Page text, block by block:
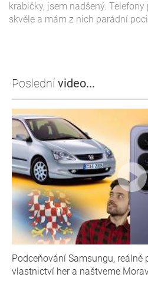
krabičky, jsem nadšený.
skvěle a mám z nich parádní
Poslední video...
Podceňování Samsungu, reálné
vlastnictví her a naštveme